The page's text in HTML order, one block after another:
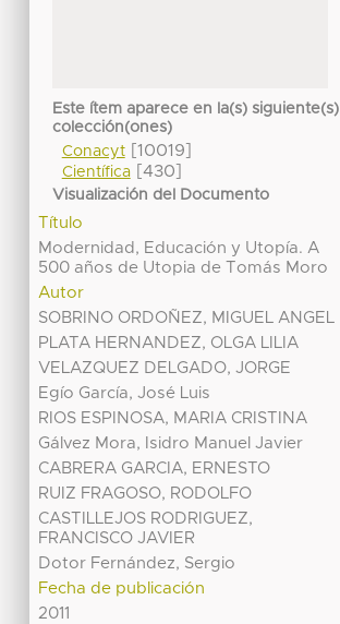
Este ítem aparece en la(s) siguiente(s)
colección(ones)
Conacyt[10019]
Científica[430]
Visualización del Documento
Título
Modernidad, Educación y Utopía. A
500 años de Utopia de Tomás Moro
Autor
SOBRINO ORDOÑEZ, MIGUEL ANGEL
PLATA HERNANDEZ, OLGA LILIA
VELAZQUEZ DELGADO, JORGE
Egío García, José Luis
RIOS ESPINOSA, MARIA CRISTINA
Gálvez Mora, Isidro Manuel Javier
CABRERA GARCIA, ERNESTO
RUIZ FRAGOSO, RODOLFO
CASTILLEJOS RODRIGUEZ,
FRANCISCO JAVIER
Dotor Fernández, Sergio
Fecha de publicación
2011